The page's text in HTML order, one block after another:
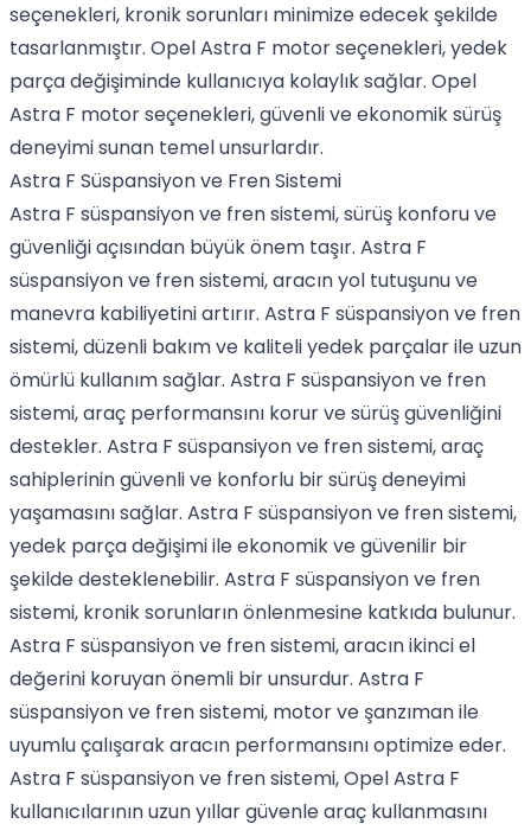
seçenekleri, kronik sorunları minimize edecek şekilde
tasarlanmıştır. Opel Astra F motor seçenekleri, yedek
parça değişiminde kullanıcıya kolaylık sağlar. Opel
Astra F motor seçenekleri, güvenli ve ekonomik sürüş
deneyimi sunan temel unsurlardır.
Astra F Süspansiyon ve Fren Sistemi
Astra F süspansiyon ve fren sistemi, sürüş konforu ve
güvenliği açısından büyük önem taşır. Astra F
süspansiyon ve fren sistemi, aracın yol tutuşunu ve
manevra kabiliyetini artırır. Astra F süspansiyon ve fren
sistemi, düzenli bakım ve kaliteli yedek parçalar ile uzun
ömürlü kullanım sağlar. Astra F süspansiyon ve fren
sistemi, araç performansını korur ve sürüş güvenliğini
destekler. Astra F süspansiyon ve fren sistemi, araç
sahiplerinin güvenli ve konforlu bir sürüş deneyimi
yaşamasını sağlar. Astra F süspansiyon ve fren sistemi,
yedek parça değişimi ile ekonomik ve güvenilir bir
şekilde desteklenebilir. Astra F süspansiyon ve fren
sistemi, kronik sorunların önlenmesine katkıda bulunur.
Astra F süspansiyon ve fren sistemi, aracın ikinci el
değerini koruyan önemli bir unsurdur. Astra F
süspansiyon ve fren sistemi, motor ve şanzıman ile
uyumlu çalışarak aracın performansını optimize eder.
Astra F süspansiyon ve fren sistemi, Opel Astra F
kullanıcılarının uzun yıllar güvenle araç kullanmasını